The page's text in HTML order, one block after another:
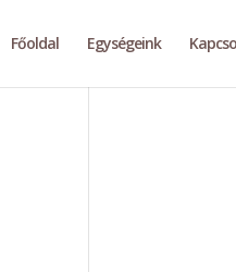
Főoldal Egységeink